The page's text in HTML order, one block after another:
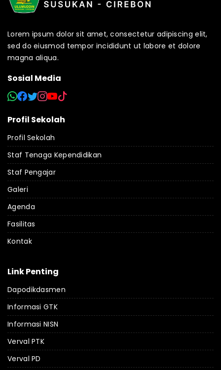
Lorem ipsum dolor sit amet, consectetur adipiscing elit,
sed do eiusmod tempor incididunt ut labore et dolore
magna aliqua.
Sosial Media
Profil Sekolah
Profil Sekolah
Staf Tenaga Kependidikan
Staf Pengajar
Galeri
Agenda
Fasilitas
Kontak
Link Penting
Dapodikdasmen
Informasi GTK
Informasi NISN
Verval PTK
Verval PD